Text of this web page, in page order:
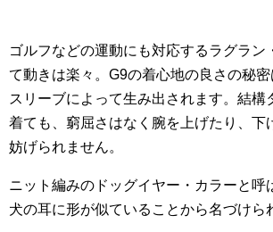
ゴルフなどの運動にも対応するラグラン
て動きは楽々。G9の着心地の良さの秘密
スリーブによって生み出されます。結構
着ても、窮屈さはなく腕を上げたり、下
妨げられません。
ニット編みのドッグイヤー・カラーと呼
犬の耳に形が似ていることから名づけら